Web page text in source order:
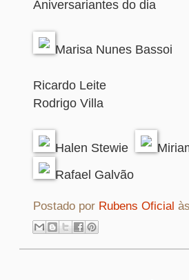
Aniversariantes do dia
Marisa Nunes Bassoi
Ricardo Leite
Rodrigo Villa
Halen Stewie
Rafael Galvão
Postado por Rubens Oficial às